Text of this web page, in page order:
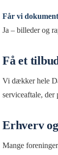
Får vi
Ja – billeder og
Få et
Vi dækker hele
serviceaftale, der
Erhverv
Mange